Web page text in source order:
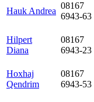
Hauk Andrea
08167
6943-63
Hilpert
Diana
08167
6943-23
Hoxhaj
Qendrim
08167
6943-53